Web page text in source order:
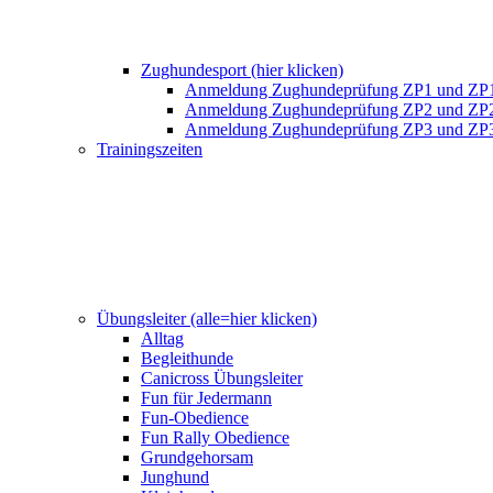
Zughundesport (hier klicken)
Anmeldung Zughundeprüfung ZP1 und
Anmeldung Zughundeprüfung ZP2 und
Anmeldung Zughundeprüfung ZP3 und
Trainingszeiten
Übungsleiter (alle=hier klicken)
Alltag
Begleithunde
Canicross Übungsleiter
Fun für Jedermann
Fun-Obedience
Fun Rally Obedience
Grundgehorsam
Junghund